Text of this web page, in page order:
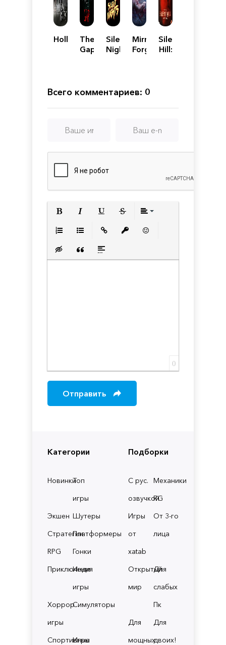
Категории
НовинкиТоп
игры
Экшен Шутеры
СтратегииПлатформеры
RPG
Гонки
Приключения
Инди
игры
Хоррор
игры
Симуляторы
Спортивные
Игры
Подборки
С рус.
озвучкой
Механики
RG
Игры
от
xatab
От 3-го
лица
Открытый
мир
Для
слабых
Пк
Для
мощных
Для
двоих!
Hollowbody
The
Gap
Silent
Nights
Mirror
Forge
Silent
Hill:
Всего комментариев: 0
Вставка скрытого текста
Вставка цитаты
Вставка спойлера
0
Отправить